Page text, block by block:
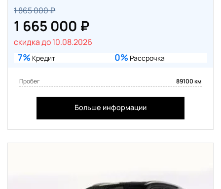
1 865 000 ₽
1 665 000 ₽
скидка до 10.08.2026
7% Кредит 0% Рассрочка
Пробег 89100 км
Больше информации